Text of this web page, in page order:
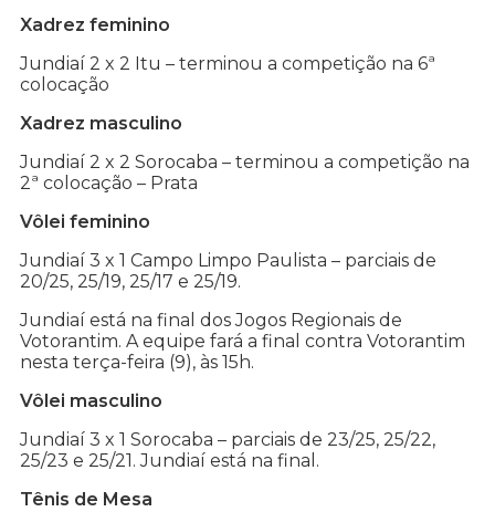
Xadrez feminino
Jundiaí 2 x 2 Itu – terminou a competição na 6ª
colocação
Xadrez masculino
Jundiaí 2 x 2 Sorocaba – terminou a competição na
2ª colocação – Prata
Vôlei feminino
Jundiaí 3 x 1 Campo Limpo Paulista – parciais de
20/25, 25/19, 25/17 e 25/19.
Jundiaí está na final dos Jogos Regionais de
Votorantim. A equipe fará a final contra Votorantim
nesta terça-feira (9), às 15h.
Vôlei masculino
Jundiaí 3 x 1 Sorocaba – parciais de 23/25, 25/22,
25/23 e 25/21. Jundiaí está na final.
Tênis de Mesa